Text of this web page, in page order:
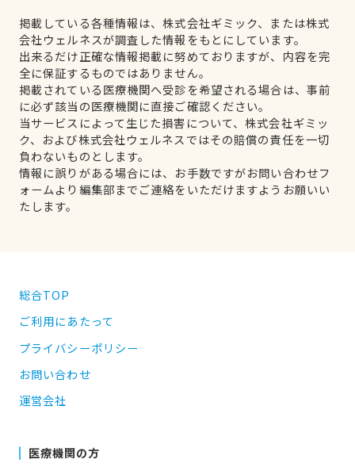
掲載している各種情報は、株式会社ギミック、または株式
会社ウェルネスが調査した情報をもとにしています。
出来るだけ正確な情報掲載に努めておりますが、内容を完
全に保証するものではありません。
掲載されている医療機関へ受診を希望される場合は、事前
に必ず該当の医療機関に直接ご確認ください。
当サービスによって生じた損害について、株式会社ギミッ
ク、および株式会社ウェルネスではその賠償の責任を一切
負わないものとします。
情報に誤りがある場合には、お手数ですがお問い合わせフ
ォームより編集部までご連絡をいただけますようお願いい
たします。
総合TOP
ご利用にあたって
プライバシーポリシー
お問い合わせ
運営会社
医療機関の方